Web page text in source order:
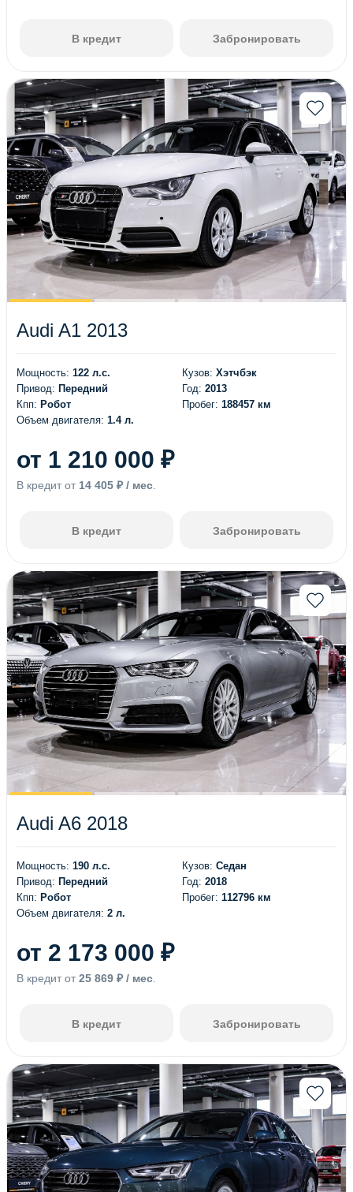
В кредит Забронировать
Audi A1 2013
Мощность: 122 л.с.
Привод: Передний
Кпп: Робот
Объем двигателя: 1.4 л.
Кузов: Хэтчбэк
Год: 2013
Пробег: 188457 км
от 1 210 000 ₽
В кредит от 14 405 ₽ / мес.
В кредит Забронировать
Audi A6 2018
Мощность: 190 л.с.
Привод: Передний
Кпп: Робот
Объем двигателя: 2 л.
Кузов: Седан
Год: 2018
Пробег: 112796 км
от 2 173 000 ₽
В кредит от 25 869 ₽ / мес
В кредит Забронировать